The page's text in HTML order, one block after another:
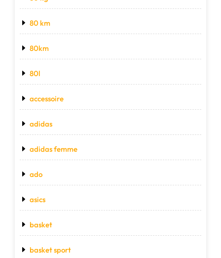
80 km
80km
80l
accessoire
adidas
adidas femme
ado
asics
basket
basket sport